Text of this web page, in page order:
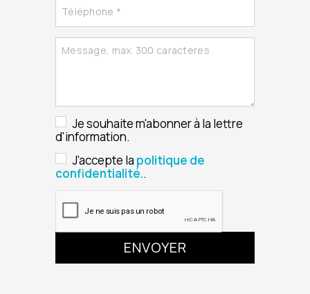
Je souhaite m'abonner à la lettre
d'information.
J'accepte la politique de
confidentialité..